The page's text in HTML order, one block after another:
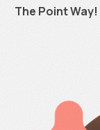
The Point Way!